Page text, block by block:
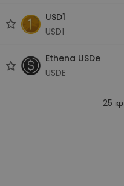
USD1
USD1
Ethena USDe
USDE
25